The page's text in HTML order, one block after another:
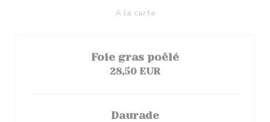
A la carte
Foie gras poêlé
28,50 EUR
Daurade